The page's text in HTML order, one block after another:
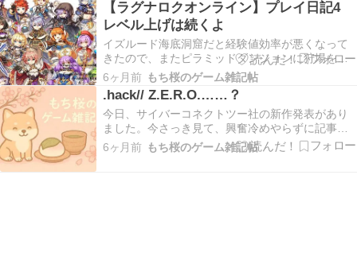
ン島から英雄の痕跡に転送してもらい（マラン島
特産缶詰5個必要）、魔法大会のコイン15枚を交換
すると、結…
【ラグナロクオンライン】プレイ日記4
レベル上げは続くよ
イズルード海底洞窟だと経験値効率が悪くなって
きたので、またピラミッドダンジョンに狩場を移
しました。今度は1Fではなく2Fのマミーとかスケ
ルトン系を狩ります。この時に武器はベルセルク
に持ち替えました。 殴り続けること数時間。base
レベル90まで来ました（jobはカンスト）。分厚…
6ヶ月前 もち桜のゲーム雑記帖
.hack// Z.E.R.O.……？
今日、サイバーコネクトツー社の新作発表があり
ました。今さっき見て、興奮冷めやらずに記事を
書いています。.hack// Z.E.R.O.というタイトルの
ゲームのPV……というか、アニメPVでした。 最
6ヶ月前 もち桜のゲーム雑記帖